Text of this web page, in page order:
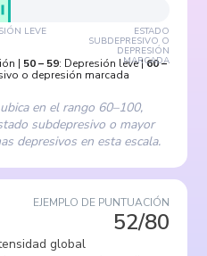
LEVE ESTADO
SUBDEPRESIVO O
DEPRESIÓN
MARCADA
| 50– 59: Depresión leve|60–
o depresión marcada
en el rango 60–100,
subdepresivo o mayor
depresivos en esta escala.
EJEMPLO DE PUNTUACIÓN
52/80
global